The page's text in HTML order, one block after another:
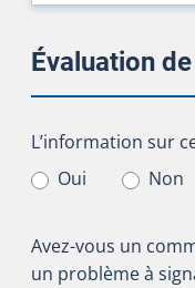
Évaluation
L’information sur
L’information sur
Oui
Non
Avez-vous un
un problème à